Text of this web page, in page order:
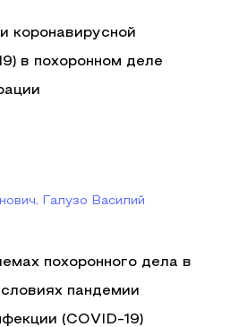
коронавирусной
в похоронном деле
Галузо Василий
похоронного дела в
пандемии
(COVID-19)